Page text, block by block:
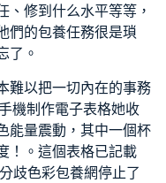
、修到什么水平等等，
們的包養任務很是瑣
了。
難以把一切內在的事務
機制作電子表格她收
能量震動，其中一個杯
！。這個表格已記載
歧色彩包養網停止了